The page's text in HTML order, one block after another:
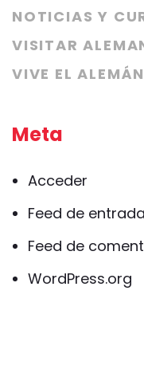
NOTICIAS Y
VISITAR
VIVE EL ALEMÁN
Meta
Acceder
Feed de
Feed de
WordPress.org